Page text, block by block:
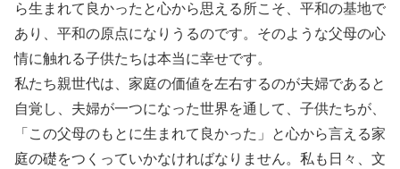
ら生まれて良かったと心から思える所こそ、平和の基地で
あり、平和の原点になりうるのです。そのような父母の心
情に触れる子供たちは本当に幸せです。
私たち親世代は、家庭の価値を左右するのが夫婦であると
自覚し、夫婦が一つになった世界を通して、子供たちが、
「この父母のもとに生まれて良かった」と心から言える家
庭の礎をつくっていかなければなりません。私も日々、文